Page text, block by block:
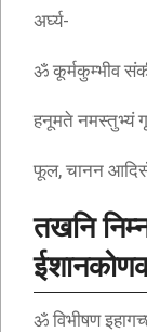
अर्घ्य-
ॐ कूर्मकुम्भीव
हनूमते नमस्तुभ्यं
फूल, चानन आदिसँ
तखनि
ॐ विभीषण